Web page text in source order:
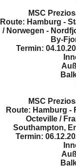
MSC
Route: Hamburg -
/ Norwegen -
By-
Termin:
MSC
Route: Hamburg -
Octeville /
Southampton,
Termin: